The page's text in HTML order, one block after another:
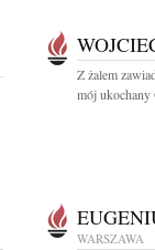
Z żalem
mój ukochany
WARSZAWA